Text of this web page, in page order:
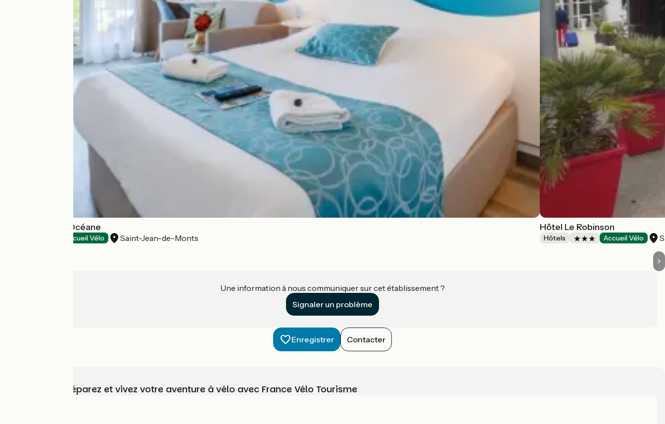
Hôtel La Côte Océane
Accueil Vélo Saint-Jean-de-Monts
Hôtel Le Robinson
Hôtels Accueil Vélo
Une information à nous communiquer sur cet établissement ?
Signaler un problème
Enregistrer Contacter
Choisissez, préparez et vivez votre aventure à vélo avec France Vélo Tourisme